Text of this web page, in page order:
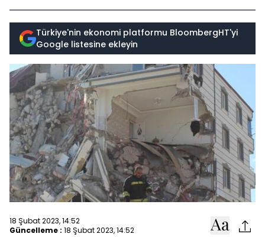
Türkiye'nin ekonomi platformu BloombergHT'yi
Google listesine ekleyin
18 Şubat 2023, 14:52
Güncelleme : 18 Şubat 2023, 14:52